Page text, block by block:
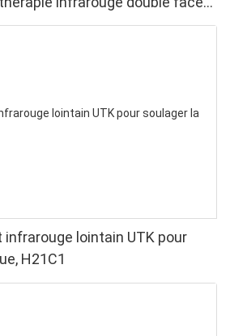
aux doigts et aux
lointain UTK pour
H21C1